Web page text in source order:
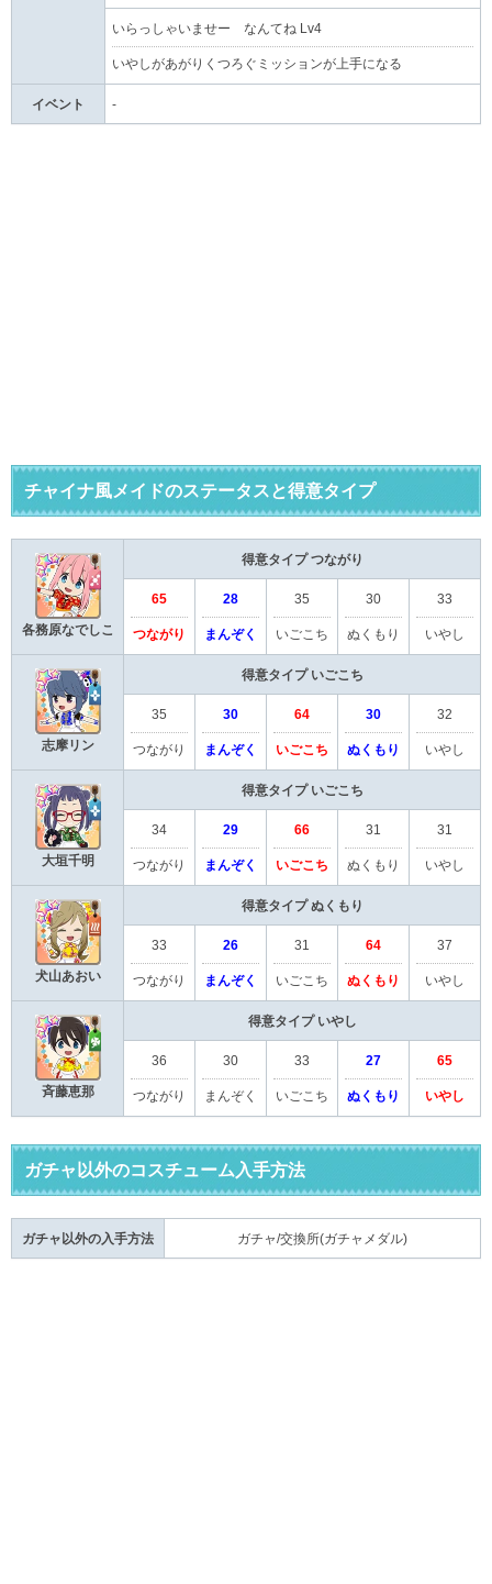
いらっしゃいませー なんてね Lv4
いやしがあがりくつろぐミッションが上手になる
イベント -
チャイナ風メイドのステータスと得意タイプ
各務原なでしこ
得意タイプつながり
65
つながり
28
まんぞく
35
いごこち
30
ぬくもり
33
いやし
志摩リン
得意タイプいごこち
35
つながり
30
まんぞく
64
いごこち
30
ぬくもり
32
いやし
大垣千明
得意タイプいごこち
34
つながり
29
まんぞく
66
いごこち
31
ぬくもり
31
いやし
犬山あおい
得意タイプぬくもり
33
つながり
26
まんぞく
31
いごこち
64
ぬくもり
37
いやし
斉藤恵那
得意タイプいやし
36
つながり
30
まんぞく
33
いごこち
27
ぬくもり
65
いやし
ガチャ以外のコスチューム入手方法
ガチャ以外の入手方法 ガチャ/交換所(ガチャメダル)